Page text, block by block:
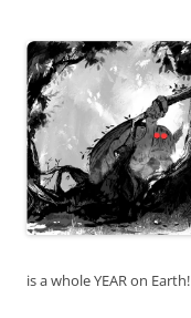
is a whole YEAR on Earth!